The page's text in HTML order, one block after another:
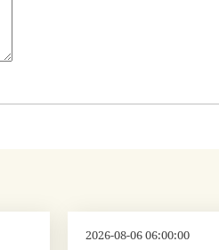
2026-08-06 06:00:00